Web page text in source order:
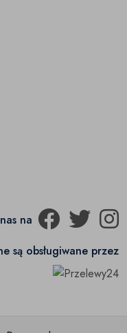
na
są obsługiwane przez